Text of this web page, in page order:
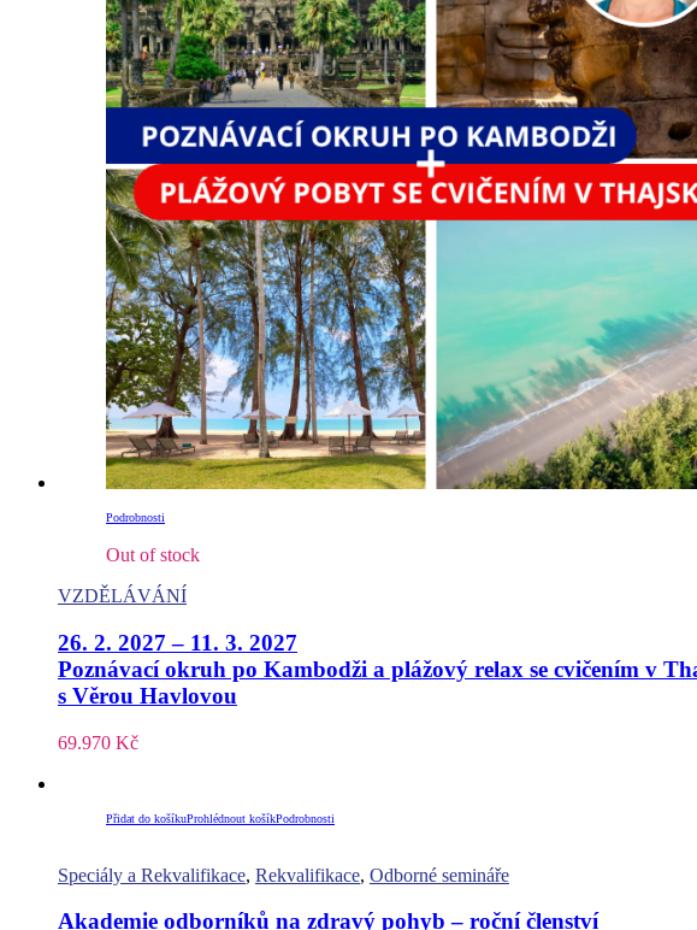
Podrobnosti
Out of stock
VZDĚLÁVÁNÍ
26. 2. 2027 – 11. 3. 2027
Poznávací okruh po Kambodži a plážový relax se cvičením v
s Věrou Havlovou
69.970 Kč
Přidat do košíkuProhlédnout košíkPodrobnosti
Speciály a Rekvalifikace, Rekvalifikace, Odborné semináře
Akademie odborníků na zdravý pohyb – roční členství